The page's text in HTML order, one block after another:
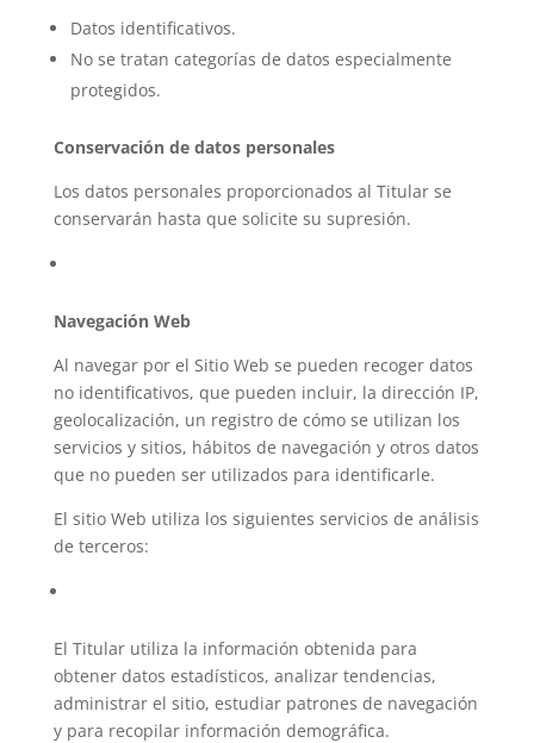
Datos identificativos.
No se tratan categorías de datos especialmente
protegidos.
Conservación de datos personales
Los datos personales proporcionados al Titular se
conservarán hasta que solicite su supresión.
Navegación Web
Al navegar por el Sitio Web se pueden recoger datos
no identificativos, que pueden incluir, la dirección IP,
geolocalización, un registro de cómo se utilizan los
servicios y sitios, hábitos de navegación y otros datos
que no pueden ser utilizados para identificarle.
El sitio Web utiliza los siguientes servicios de análisis
de terceros:
El Titular utiliza la información obtenida para
obtener datos estadísticos, analizar tendencias,
administrar el sitio, estudiar patrones de navegación
y para recopilar información demográfica.